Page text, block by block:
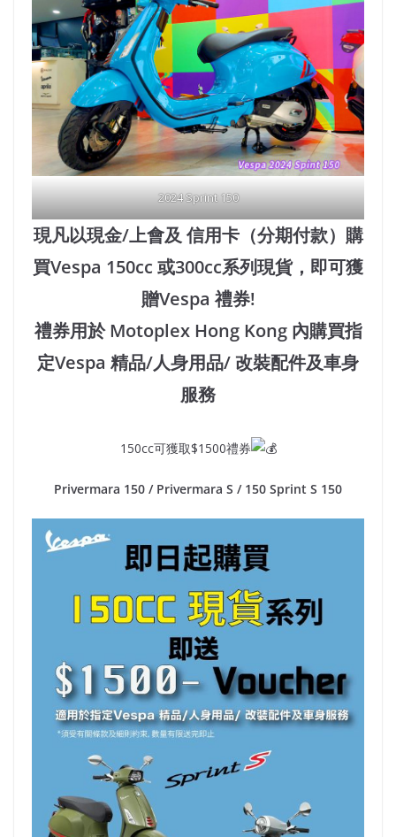
2024 Sprint 150
現凡以現金/上會及 信用卡（分期付款）購
買Vespa 150cc 或300cc系列現貨，即可獲
贈Vespa 禮券!
禮券用於 Motoplex Hong Kong 內購買指
定Vespa 精品/人身用品/ 改裝配件及車身
服務
150cc可獲取$1500禮券
Privermara 150 / Privermara S / 150 Sprint S 150